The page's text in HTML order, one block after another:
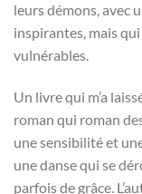
leurs démons, avec
inspirantes, mais
vulnérables.
Un livre qui m’a
roman qui roman
une sensibilité et
une danse qui se
parfois de grâce.